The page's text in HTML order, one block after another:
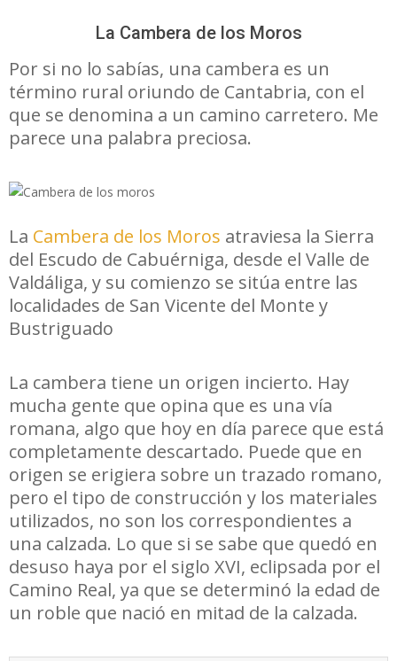
La Cambera de los Moros
Por si no lo sabías, una cambera es un
término rural oriundo de Cantabria, con el
que se denomina a un camino carretero. Me
parece una palabra preciosa.
La Cambera de los Moros atraviesa la Sierra
del Escudo de Cabuérniga, desde el Valle de
Valdáliga, y su comienzo se sitúa entre las
localidades de San Vicente del Monte y
Bustriguado
La cambera tiene un origen incierto. Hay
mucha gente que opina que es una vía
romana, algo que hoy en día parece que está
completamente descartado. Puede que en
origen se erigiera sobre un trazado romano,
pero el tipo de construcción y los materiales
utilizados, no son los correspondientes a
una calzada. Lo que si se sabe que quedó en
desuso haya por el siglo XVI, eclipsada por el
Camino Real, ya que se determinó la edad de
un roble que nació en mitad de la calzada.